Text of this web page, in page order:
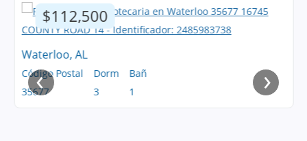
$112,500
Waterloo, AL
Código Postal
35677
Dorm
3
Bañ
1
‹ ›